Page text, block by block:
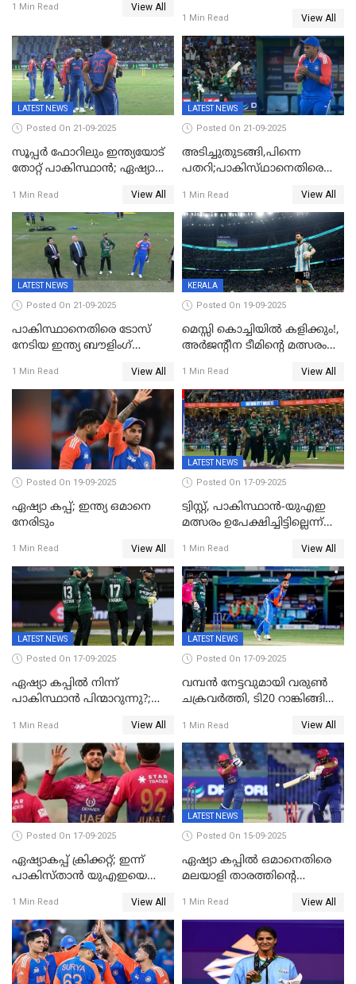
1 Min Read View All
1 Min Read View All
LATEST NEWS
Posted On 21-09-2025
സൂപ്പർ ഫോറിലും ഇന്ത്യയോട്
തോറ്റ് പാകിസ്ഥാൻ; ഏഷ്യാ
ഇന്ത്യ, അഭിഷേക് ശർമ്മയ്ക്ക്
അർദ്ധ സെഞ്ച്വറി
1 Min Read View All
LATEST NEWS
Posted On 21-09-2025
അടിച്ചുതുടങ്ങി,പിന്നെ
പതറി;പാകിസ്‌ഥാനെതിരെ
വിജയലക്ഷ്യം
1 Min Read View All
LATEST NEWS
Posted On 21-09-2025
പാകിസ്ഥാനെതിരെ ടോസ്
നേടിയ ഇന്ത്യ ബൗളിംഗ്
1 Min Read View All
KERALA
Posted On 19-09-2025
മെസ്സി കൊച്ചിയിൽ കളിക്കും!,
അർജന്റീന ടീമിന്റെ മത്സരം
നടത്താൻ ആലോചന
1 Min Read View All
Posted On 19-09-2025
ഏഷ്യാ കപ്പ്; ഇന്ത്യ ഒമാനെ
നേരിടും
1 Min Read View All
LATEST NEWS
Posted On 17-09-2025
ട്വിസ്റ്റ്, പാകിസ്ഥാൻ-യുഎഇ
മത്സരം ഉപേക്ഷിച്ചിട്ടില്ലെന്ന്
വൈകും; പാക് ടീം ഹോട്ടലിൽ
നിന്ന് ഇറങ്ങിയതായി റിപ്പോർട്ട്
1 Min Read View All
LATEST NEWS
Posted On 17-09-2025
ഏഷ്യാ കപ്പിൽ നിന്ന്
പാകിസ്ഥാൻ പിന്മാറുന്നു?;
ബഹിഷ്കരിച്ചതായി റിപ്പോർട്ട്;
ഇതോടെ ടൂർണമെന്റിൽ നിന്ന്
പുറത്താകും
1 Min Read View All
LATEST NEWS
Posted On 17-09-2025
വമ്പൻ നേട്ടവുമായി വരുണ്‍
ചക്രവർത്തി, ടി20 റാങ്കിങ്ങിൽ
ഉൾപ്പെടെ നേട്ടങ്ങളുമായി
ഇന്ത്യ
1 Min Read View All
Posted On 17-09-2025
ഏഷ്യാകപ്പ് ക്രിക്കറ്റ്; ഇന്ന്
പാകിസ്താന്‍ യുഎഇയെ
1 Min Read View All
LATEST NEWS
Posted On 15-09-2025
ഏഷ്യാ കപ്പിൽ ഒമാനെതിരെ
മലയാളി താരത്തിന്റെ
UAEക്ക് വേണ്ടി അർദ്ധ
സെഞ്ചുറി; ഒമാനെതിരെ UAE
യ്ക്ക് മികച്ച ടോട്ടൽ
1 Min Read View All